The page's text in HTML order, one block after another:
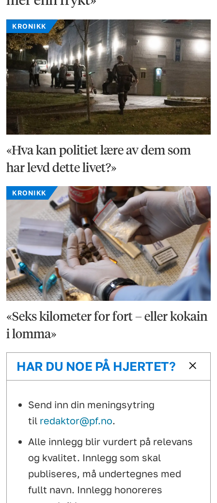
KRONIKK
«Hva kan politiet lære av dem som
har levd dette livet?»
KRONIKK
«Seks kilometer for fort – eller kokain
i lomma»
HAR DU NOE PÅ HJERTET?
Send inn din meningsytring
til redaktor@pf.no.
Alle innlegg blir vurdert på relevans
og kvalitet. Innlegg som skal
publiseres, må undertegnes med
fullt navn. Innlegg honoreres